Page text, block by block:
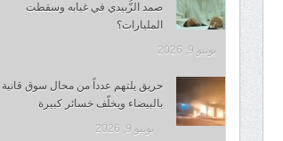
صمد الزُّبيدي في غيابه وسقطت
المليارات؟
يونيو 9, 2026
حريق يلتهم عدداً من محال سوق قانية
بالبيضاء ويخلّف خسائر كبيرة
يونيو 9, 2026